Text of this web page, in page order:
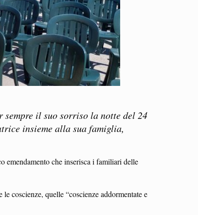
il suo sorriso la notte del 24
insieme alla sua famiglia,
emendamento che inserisca i familiari delle
coscienze, quelle “coscienze addormentate e